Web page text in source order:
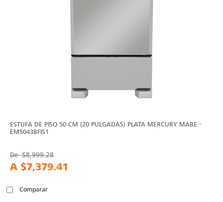
ESTUFA DE PISO 50 CM (20 PULGADAS) PLATA MERCURY MABE -
EM5043BFIS1
De$8,999.28
A $7,379.41
Comparar